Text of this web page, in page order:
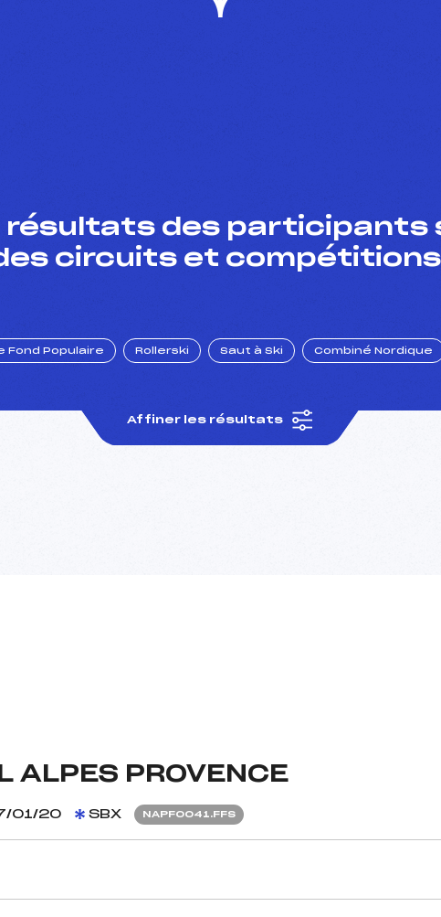
résultats des participants
circuits et
Fond Populaire Rollerski Saut à Ski Combiné Nordique
Affiner les résultats
ALPES PROVENCE
01/20 SBX NAPF0041.FFS